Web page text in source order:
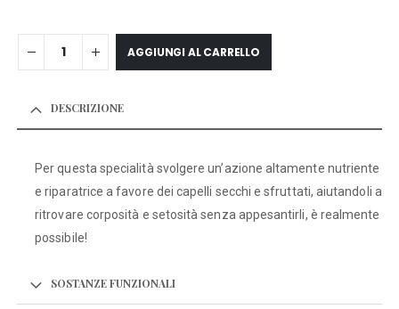
AGGIUNGI AL CARRELLO
DESCRIZIONE
Per questa specialità svolgere un’azione altamente nutriente
e riparatrice a favore dei capelli secchi e sfruttati, aiutandoli a
ritrovare corposità e setosità senza appesantirli, è realmente
possibile!
SOSTANZE FUNZIONALI